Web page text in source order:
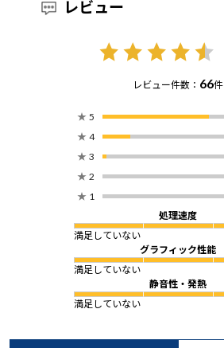
レビュー
レビュー件数： 66件
★ 5
★ 4
★ 3
★ 2
★ 1
処理速度
満足していない
グラフィック性能
満足していない
静音性・発熱
満足していない